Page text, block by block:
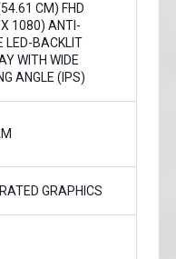
CM) FHD
1080) ANTI-
LED-BACKLIT
WITH WIDE
ANGLE (IPS)
GRAPHICS